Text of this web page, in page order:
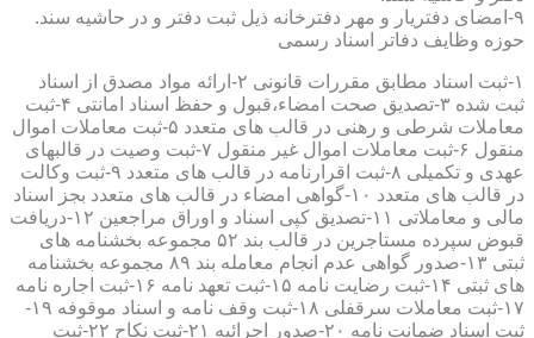
۹-امضای دفتریار و مهر دفترخانه ذیل ثبت دفتر و در حاشیه سند.
حوزه وظایف دفاتر اسناد رسمی
۱-ثبت اسناد مطابق مقررات قانونی ۲-ارائه مواد مصدق از اسناد
ثبت شده ۳-تصدیق صحت امضاء،قبول و حفظ اسناد امانتی ۴-ثبت
معاملات شرطی و رهنی در قالب های متعدد ۵-ثبت معاملات اموال
منقول ۶-ثبت معاملات اموال غیر منقول ۷-ثبت وصیت در قالبهای
عهدی و تکمیلی ۸-ثبت اقرارنامه در قالب های متعدد ۹-ثبت وکالت
در قالب های متعدد ۱۰-گواهی امضاء در قالب های متعدد بجز اسناد
مالی و معاملاتی ۱۱-تصدیق کپی اسناد و اوراق مراجعین ۱۲-دریافت
قبوض سپرده مستاجرین در قالب بند ۵۲ مجموعه بخشنامه های
ثبتی ۱۳-صدور گواهی عدم انجام معامله بند ۸۹ مجموعه بخشنامه
های ثبتی ۱۴-ثبت رضایت نامه ۱۵-ثبت تعهد نامه ۱۶-ثبت اجاره نامه
۱۷-ثبت معاملات سرقفلی ۱۸-ثبت وقف نامه و اسناد موقوفه ۱۹-
ثبت اسناد ضمانت نامه ۲۰-صدور اجرائیه ۲۱-ثبت نکاح ۲۲-ثبت